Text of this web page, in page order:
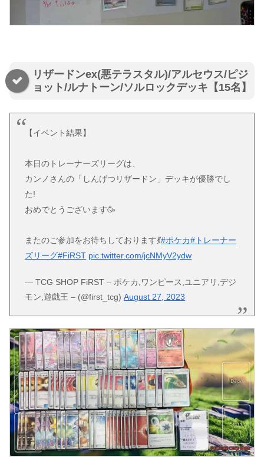
リザードンex(悪テラスタル)/アルセウス/ピジ
ョット/ルナトーン/ソルロックデッキ【15名】
【イベント結果】
本日のトレーナーズリーグは、
カンノさんの「しんげつリザードン」デッキが優勝でし
た!
おめでとうございます🥳
またのご参加をお待ちしております💃#ポケカ#トレーナー
ズリーグ#FiRST pic.twitter.com/jcNMyV2ydw
— TCG SHOP FiRST – ポケカ,ワンピース,ユニアリ,デジ
モン,遊戯王 – (@first_tcg)August 27, 2023